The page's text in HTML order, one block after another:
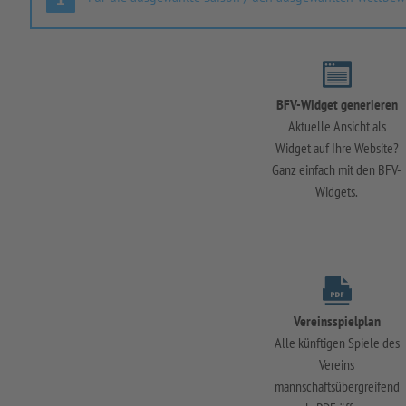
BFV-Widget generieren
Aktuelle Ansicht als
Widget auf Ihre Website?
Ganz einfach mit den BFV-
Widgets.
Vereinsspielplan
Alle künftigen Spiele des
Vereins
mannschaftsübergreifend